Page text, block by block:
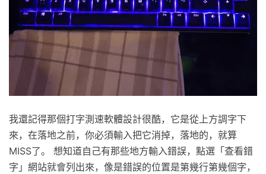
我還記得那個打字測速軟體設計很酷，它是從上方調字下
來，在落地之前，你必須輸入把它消掉，落地的，就算
MISS了。 想知道自己有那些地方輸入錯誤，點選「查看錯
字」網站就會列出來，像是錯誤的位置是第幾行第幾個字，